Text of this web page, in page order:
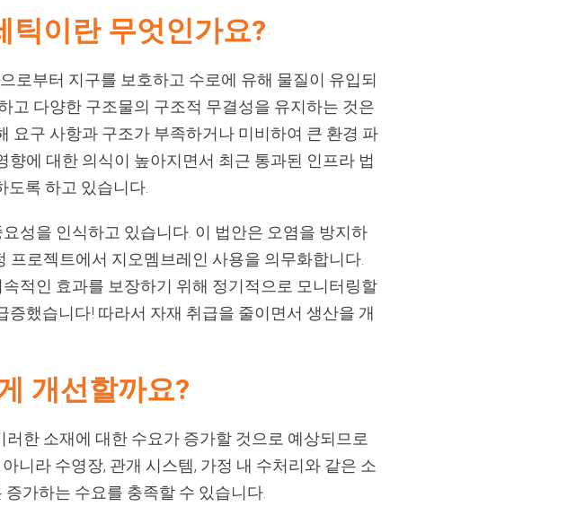
틱이란 무엇인가요?
로부터 지구를 보호하고 수로에 유해 물질이 유입되
고 다양한 구조물의 구조적 무결성을 유지하는 것은
요구 사항과 구조가 부족하거나 미비하여 큰 환경 파
에 대한 의식이 높아지면서 최근 통과된 인프라 법
록 하고 있습니다.
성을 인식하고 있습니다. 이 법안은 오염을 방지하
프로젝트에서 지오멤브레인 사용을 의무화합니다.
적인 효과를 보장하기 위해 정기적으로 모니터링할
했습니다! 따라서 자재 취급을 줄이면서 생산을 개
개선할까요?
한 소재에 대한 수요가 증가할 것으로 예상되므로
니라 수영장, 관개 시스템, 가정 내 수처리와 같은 소
가하는 수요를 충족할 수 있습니다.